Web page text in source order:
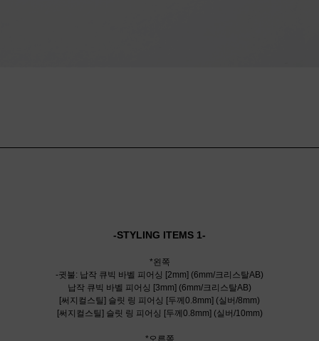
-STYLING ITEMS 1-
*왼쪽
-귓불: 납작 큐빅 바벨 피어싱 [2mm] (6mm/크리스탈AB)
납작 큐빅 바벨 피어싱 [3mm] (6mm/크리스탈AB)
[써지컬스틸] 슬릿 링 피어싱 [두께0.8mm] (실버/8mm)
[써지컬스틸] 슬릿 링 피어싱 [두께0.8mm] (실버/10mm)
*오른쪽